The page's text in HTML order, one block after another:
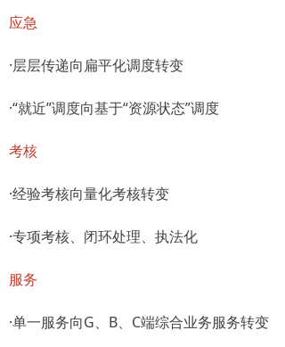
应急
·层层传递向扁平化调度转变
·“就近”调度向基于“资源状态”调度
考核
·经验考核向量化考核转变
·专项考核、闭环处理、执法化
服务
·单一服务向G、B、C端综合业务服务转变